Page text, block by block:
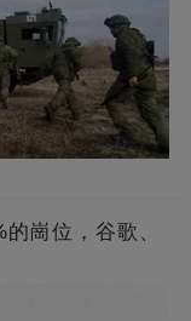
崗位，谷歌、